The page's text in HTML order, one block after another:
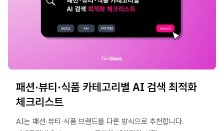
패션·뷰티·식품 카테고리별 AI 검색 최적화
체크리스트
AI는 패션·뷰티·식품 브랜드를 다른 방식으로 추천합니다.